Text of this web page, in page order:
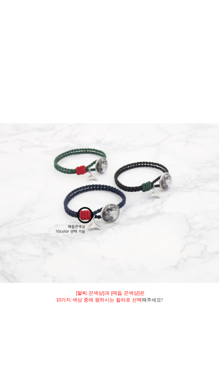
[팔찌 끈색상]과 [매듭 끈색상]은
10가지 색상 중에 원하시는 컬러로 선택해주세요!